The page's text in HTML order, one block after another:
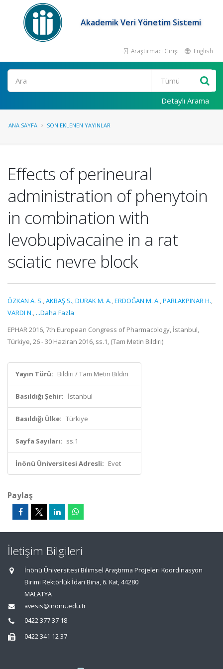
Akademik Veri Yönetim Sistemi
Araştırmacı Girişi English
Ara
Detaylı Arama
ANA SAYFA SON EKLENEN YAYINLAR
Effects of perineural
administration of phenytoin
in combination with
levobupivacaine in a rat
sciatic nevre block
ÖZKAN A. S.,AKBAŞ S.,DURAK M. A.,ERDOĞAN M. A.,PARLAKPINAR H.,
VARDI N., ...Daha Fazla
EPHAR 2016, 7th European Congress of Pharmacology, İstanbul,
Türkiye, 26 - 30 Haziran 2016, ss.1, (Tam Metin Bildiri)
Yayın Türü: Bildiri / Tam Metin Bildiri
Basıldığı Şehir: İstanbul
Basıldığı Ülke: Türkiye
Sayfa Sayıları: ss.1
İnönü Üniversitesi Adresli: Evet
Paylaş
İletişim Bilgileri
İnönü Üniversitesi Bilimsel Araştırma Projeleri Koordinasyon
Birimi Rektörlük İdari Bina, 6. Kat, 44280
MALATYA
avesis@inonu.edu.tr
0422 377 37 18
0422 341 12 37